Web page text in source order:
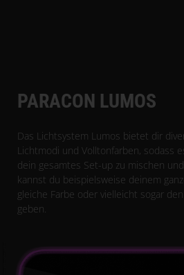
PARACON LUMOS
Das Lichtsystem Lumos bietet dir
Lichtmodi und Volltonfarben, sodass
dein gesamtes Set-up zu mischen
kannst du beispielsweise deinem
gleiche Farbe oder vielleicht sogar
geben.